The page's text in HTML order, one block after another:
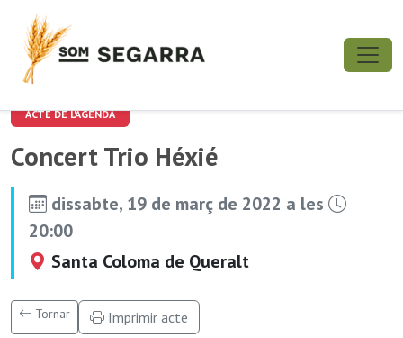
ACTE DE L'AGENDA
Concert Trio Héxié
dissabte, 19 de març de 2022 a les
20:00
Santa Coloma de Queralt
Tornar Imprimir acte